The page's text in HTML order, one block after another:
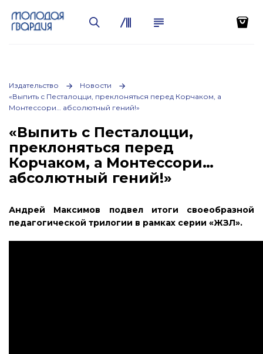
Издательство
Новости
«Выпить с Песталоцци, преклоняться перед Корчаком, а
Монтессори… абсолютный гений!»
«Выпить с Песталоцци,
преклоняться перед
Корчаком, а Монтессори…
абсолютный гений!»
Андрей Максимов подвел итоги своеобразной
педагогической трилогии в рамках серии «ЖЗЛ».